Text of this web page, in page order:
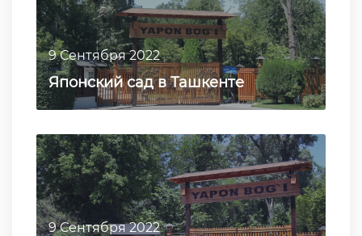
9 Сентября 2022
Японский сад в Ташкенте
9 Сентября 2022